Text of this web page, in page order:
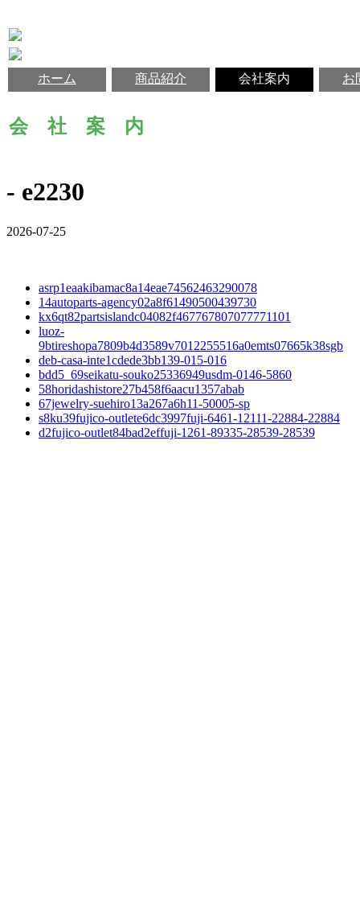
ホーム 商品紹介 会社案内 お
会 社 案 内
- e2230
2026-07-25
asrp1eaakibamac8a14eae74562463290078
14autoparts-agency02a8f61490500439730
kx6qt82partsislandc04082f467767807077771101
luoz-
9btireshopa7809b4d3589v7012255516a0emts07665k38sgb
deb-casa-inte1cdede3bb139-015-016
bdd5_69seikatu-souko25336949usdm-0146-5860
58horidashistore27b458f6aacu1357abab
67jewelry-suehiro13a267a6h11-50005-sp
s8ku39fujico-outlete6dc3997fuji-6461-12111-22884-22884
d2fujico-outlet84bad2effuji-1261-89335-28539-28539